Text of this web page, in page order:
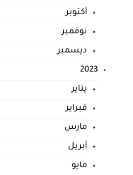
أكتوبر
نوفمبر
ديسمبر
2023
يناير
فبراير
مارس
أبريل
مايو